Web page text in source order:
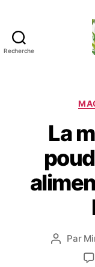
Recherche
La
A Par